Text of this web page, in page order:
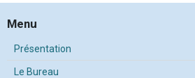
Menu
Présentation
Le Bureau